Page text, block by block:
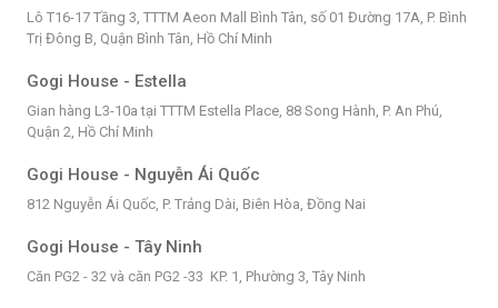
Lô T16-17 Tầng 3, TTTM Aeon Mall Bình Tân, số 01 Đường 17A, P. Bình
Trị Đông B, Quận Bình Tân, Hồ Chí Minh
Gogi House - Estella
Gian hàng L3-10a tại TTTM Estella Place, 88 Song Hành, P. An Phú,
Quận 2, Hồ Chí Minh
Gogi House - Nguyễn Ái Quốc
812 Nguyễn Ái Quốc, P. Trảng Dài, Biên Hòa, Đồng Nai
Gogi House - Tây Ninh
Căn PG2 - 32 và căn PG2 -33 KP. 1, Phường 3, Tây Ninh